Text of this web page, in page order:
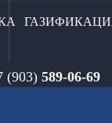
(903) 589-06-69